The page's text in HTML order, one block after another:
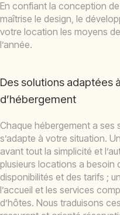
En confiant la conception
maîtrise le design, le
votre location les moyens
l’année.
Des solutions adaptées
d’hébergement
Chaque hébergement a
s’adapte à votre situation.
avant tout la simplicité et
plusieurs locations a besoin
disponibilités et des tarifs ;
l’accueil et les services
d’hôtes. Nous traduisons